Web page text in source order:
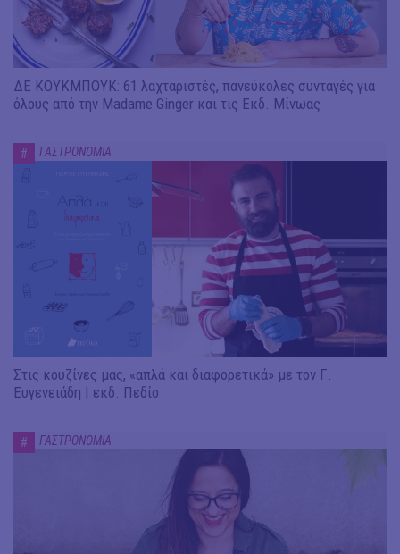
ΔΕ ΚΟΥΚΜΠΟΥΚ: 61 λαχταριστές, πανεύκολες συνταγές για
όλους από την Madame Ginger και τις Εκδ. Μίνωας
# ΓΑΣΤΡΟΝΟΜΙΑ
Στις κουζίνες μας, «απλά και διαφορετικά» με τον Γ.
Ευγενειάδη | εκδ. Πεδίο
# ΓΑΣΤΡΟΝΟΜΙΑ